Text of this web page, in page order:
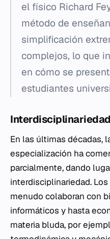
el físico Richard
método de
simplificación
complejos, lo que
en cómo se
estudiantes
En las últimas décadas,
especialización ha
parcialmente, dando
interdisciplinariedad.
menudo colaboran con
informáticos y hasta
materia bluda, por